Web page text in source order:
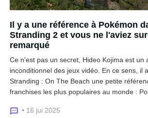
Il y a une référence à Pokémon
Stranding 2 et vous ne l'aviez
remarqué
Ce n'est pas un secret, Hideo Kojima est un
inconditionnel des jeux vidéo. En ce sens, il
Stranding : On The Beach une petite
franchises les plus populaires au monde :
• 16 jui 2025